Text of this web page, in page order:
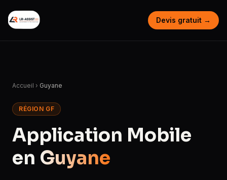
Devis gratuit →
Accueil › Guyane
RÉGION GF
Application Mobile
en Guyane